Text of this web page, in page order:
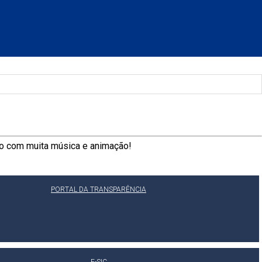
muita música e animação!
PORTAL DA TRANSPARÊNCIA